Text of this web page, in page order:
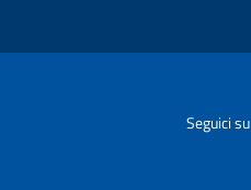
Seguici su